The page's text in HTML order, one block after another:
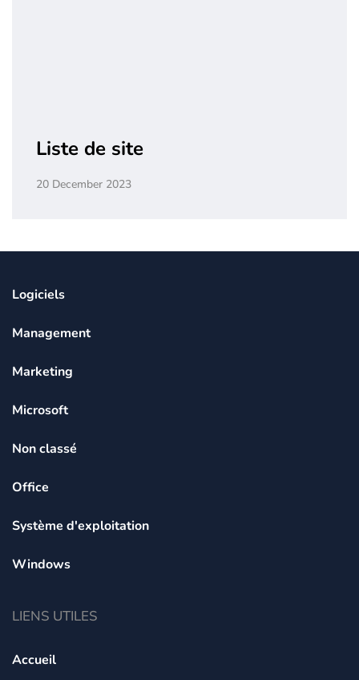
Liste de site
20 December 2023
Logiciels
Management
Marketing
Microsoft
Non classé
Office
Système d'exploitation
Windows
LIENS UTILES
Accueil